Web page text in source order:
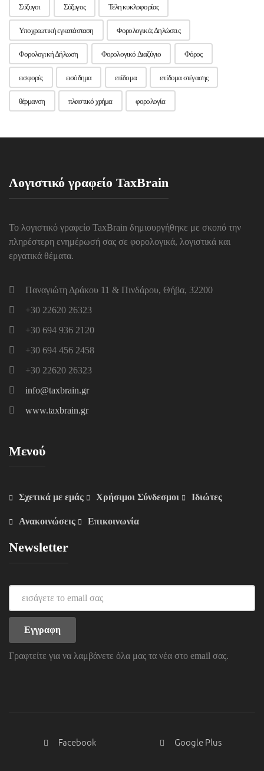
Σύζυγοι Σύζυγος Τέλη κυκλοφορίας
Υποχρεωτική εγκατάσταση Φορολογικές Δηλώσεις
Φορολογική Δήλωση Φορολογικό Διαζύγιο Φόρος
εισφορές εισόδημα επίδομα επίδομα στέγασης
θέρμανση πλαστικό χρήμα φορολογία
Λογιστικό γραφείο TaxBrain
Το λογιστικό γραφείο TaxBrain δημιουργήθηκε με σκοπό την
πληρέστερη ενημέρωσή σας σε φορολογικά, λογιστικά και
εργατικά θέματα.
Παναγιώτη Δράκου 11 & Πινδάρου, Θήβα, 32200
+30 22620 26323
+30 694 936 2120
+30 694 456 2458
+30 22620 26323
info@taxbrain.gr
www.taxbrain.gr
Μενού
Σχετικά με εμάς Χρήσιμοι Σύνδεσμοι Ιδιώτες
Ανακοινώσεις Επικοινωνία
Newsletter
Γραφτείτε για να λαμβάνετε όλα μας τα νέα στο email σας.
Facebook Google Plus